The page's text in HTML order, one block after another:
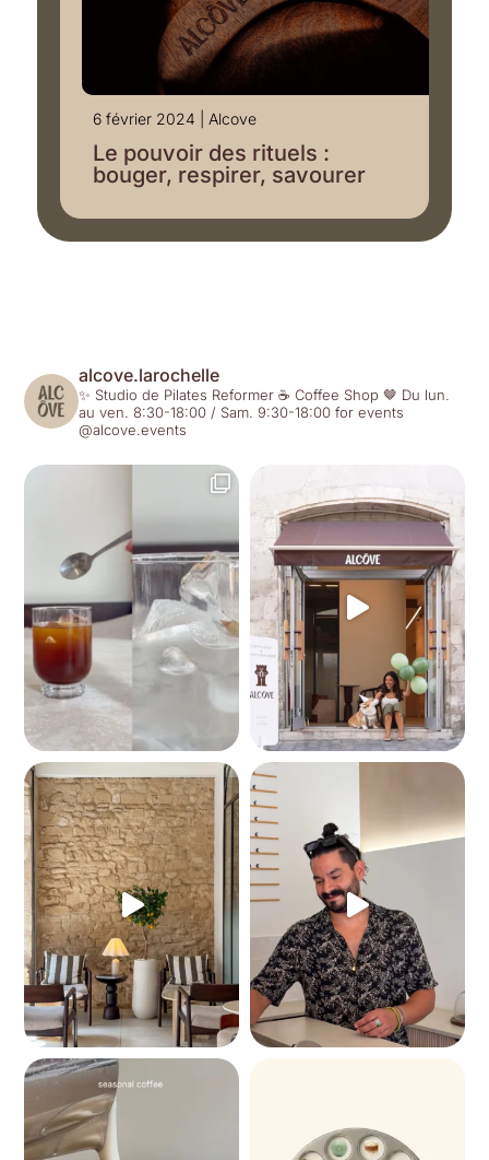
6 février 2024 Alcove
Le pouvoir des rituels :
bouger, respirer, savourer
alcove.larochelle
✨ Studio de Pilates Reformer☕️ Coffee Shop🤎 Du lun.
au ven. 8:30-18:00 / Sam. 9:30-18:00 for events
@alcove.events